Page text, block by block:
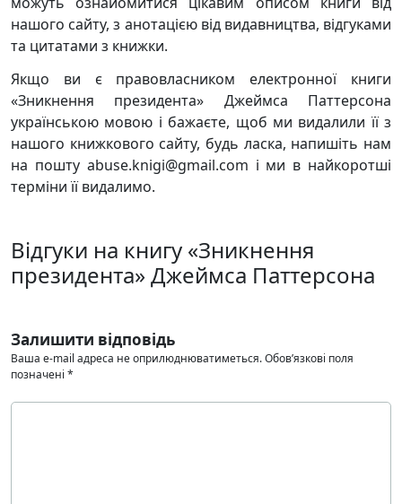
нашого сайту, з анотацією від видавництва, відгуками
та цитатами з книжки.
Якщо ви є правовласником електронної книги
«Зникнення президента» Джеймса Паттерсона
українською мовою і бажаєте, щоб ми видалили її з
нашого книжкового сайту, будь ласка, напишіть нам
на пошту abuse.knigi@gmail.com і ми в найкоротші
терміни її видалимо.
Відгуки на книгу «Зникнення
президента» Джеймса Паттерсона
Залишити відповідь
Ваша e-mail адреса не оприлюднюватиметься.Обов’язкові поля
позначені *